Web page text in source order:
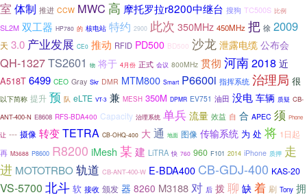
室 体制 推进 CCW MWC 高 摩托罗拉r8200中继台 搜狗 TC500S 比例
SL2M 双工器 HP780 的 核电站 特约 2900 此次 350MHz 450MHz 把 徐 2009
天 3.0 产业发展 CE0 推动 RFID PD500 BD500 沙龙 泄露电缆 公布会
QH-1327TS2601 物 将于 4月份 正式 会议 800MHz 贯彻 河南2018 近
A518T 6499 CEO Gray Skr DMR MTM800 Smart P6600i 指挥系统 治理局 很
以下简称 提升 预 队 eLTE VT-3 兼 MESH 350M DPMR EV751 油田 没电 车辆 质疑 CB-
ANT-400-N E8608 RFS-BDA400 Capacity 治理系统 单兵 流量 效益 自 合 APEC 须 Phone
让 --- 摄像 转变TETRA CB-OHQ-400 大 通 地面 图像 传输系统 为 处 将 1日起
再 M3688 P8600 R8200 iMesh 某 建 LiTRA 快 760 960 F101 2014 iPhone 质押 走
进 MOTOTRBO轨道 CB-ANT-400-W E-BDA400 CB-GDJ-400 KAS-20
VS-5700 北斗 软 接收 颁发 器 8260 M3188对 后 拨聊 缺 着 刷 Tony 拥